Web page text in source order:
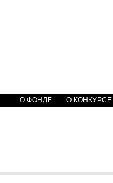
О ФОНДЕ О КОНКУРСЕ